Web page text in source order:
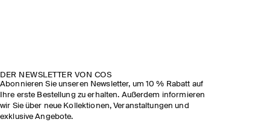
DER NEWSLETTER VON COS
Abonnieren Sie unseren Newsletter, um 10 % Rabatt auf
Ihre erste Bestellung zu erhalten. Außerdem informieren
wir Sie über neue Kollektionen, Veranstaltungen und
exklusive Angebote.